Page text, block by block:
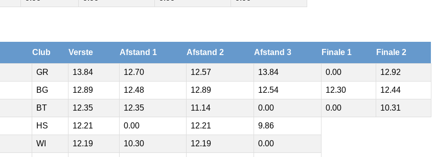
Club Verste Afstand 1 Afstand 2 Afstand 3 Finale 1 Finale 2
GR 13.84 12.70 12.57 13.84 0.00 12.92
BG 12.89 12.48 12.89 12.54 12.30 12.44
BT 12.35 12.35 11.14 0.00 0.00 10.31
HS 12.21 0.00 12.21 9.86
WI 12.19 10.30 12.19 0.00